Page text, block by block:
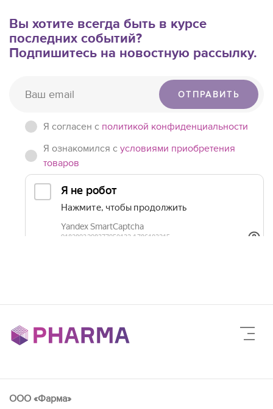
Вы хотите всегда быть в курсе
последних событий?
Подпишитесь на новостную рассылку.
ОТПРАВИТЬ
Я согласен c политикой конфиденциальности
Я ознакомился с условиями приобретения
товаров
ООО «Фарма»